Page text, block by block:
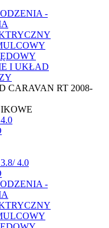
-
I UKŁAD
CARAVAN RT 2008-
4.0
-